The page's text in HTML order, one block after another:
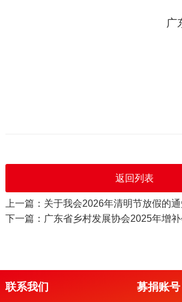
广
返回列表
上一篇：关于我会2026年清明节放假的
下一篇：广东省乡村发展协会2025年增
联系我们 募捐账号